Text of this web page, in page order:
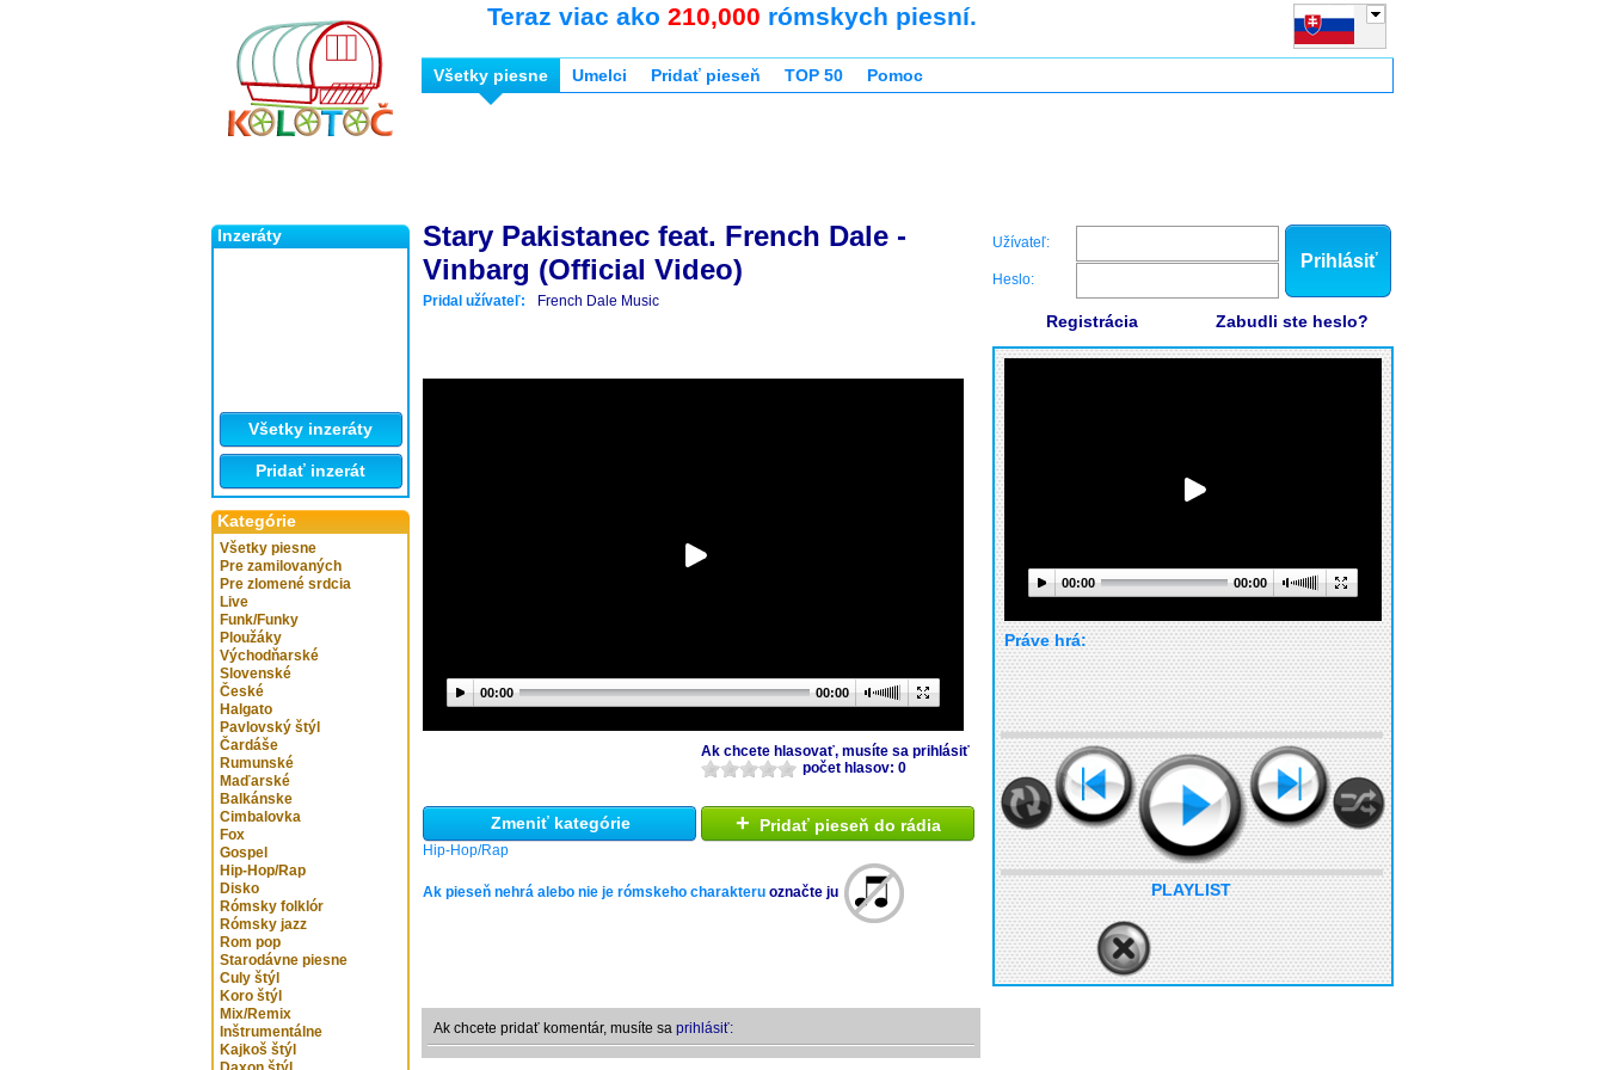
Inzeráty
Všetky inzeráty
Pridať inzerát
Kategórie
Všetky piesne
Pre zamilovaných
Pre zlomené srdcia
Live
Funk/Funky
Ploužáky
Východňarské
Slovenské
České
Halgato
Pavlovský štýl
Čardáše
Rumunské
Maďarské
Balkánske
Cimbalovka
Fox
Gospel
Hip-Hop/Rap
Disko
Rómsky folklór
Rómsky jazz
Rom pop
Starodávne piesne
Culy štýl
Koro štýl
Mix/Remix
Inštrumentálne
Kajkoš štýl
Teraz viac ako 210,000 rómskych piesní.
Všetky piesne Umelci Pridať pieseň TOP 50 Pomoc
Stary Pakistanec feat. French Dale -
Vinbarg (Official Video)
Pridal užívateľ: French Dale Music
00:00 00:00
Ak chcete hlasovať, musíte sa prihlásiť
počet hlasov: 0
Zmeniť kategórie
Hip-Hop/Rap
+ Pridať pieseň do rádia
Ak pieseň nehrá alebo nie je rómskeho charakteru označte ju
Ak chcete pridať komentár, musíte sa prihlásiť:
Užívateľ:
Heslo:
Prihlásiť
Registrácia Zabudli ste heslo?
00:00 00:00
Práve hrá:
PLAYLIST